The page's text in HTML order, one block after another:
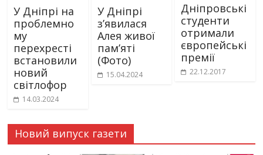
У Дніпрі на
проблемно
му
перехресті
встановили
новий
світлофор
14.03.2024
У Дніпрі
зʼявилася
Алея живої
памʼяті
(Фото)
15.04.2024
Дніпровські
студенти
отримали
європейські
премії
22.12.2017
Новий випуск газети